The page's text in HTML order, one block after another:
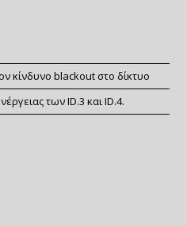
κίνδυνο blackout στο δίκτυο
των ID.3 και ID.4.